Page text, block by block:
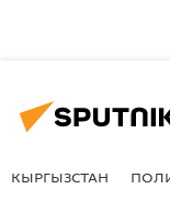
КЫРГЫЗСТАН